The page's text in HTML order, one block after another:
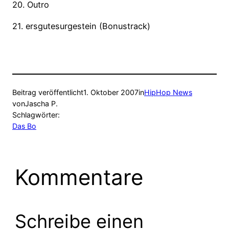
20. Outro
21. ersgutesurgestein (Bonustrack)
Beitrag veröffentlicht1. Oktober 2007inHipHop News
vonJascha P.
Schlagwörter:
Das Bo
Kommentare
Schreibe einen